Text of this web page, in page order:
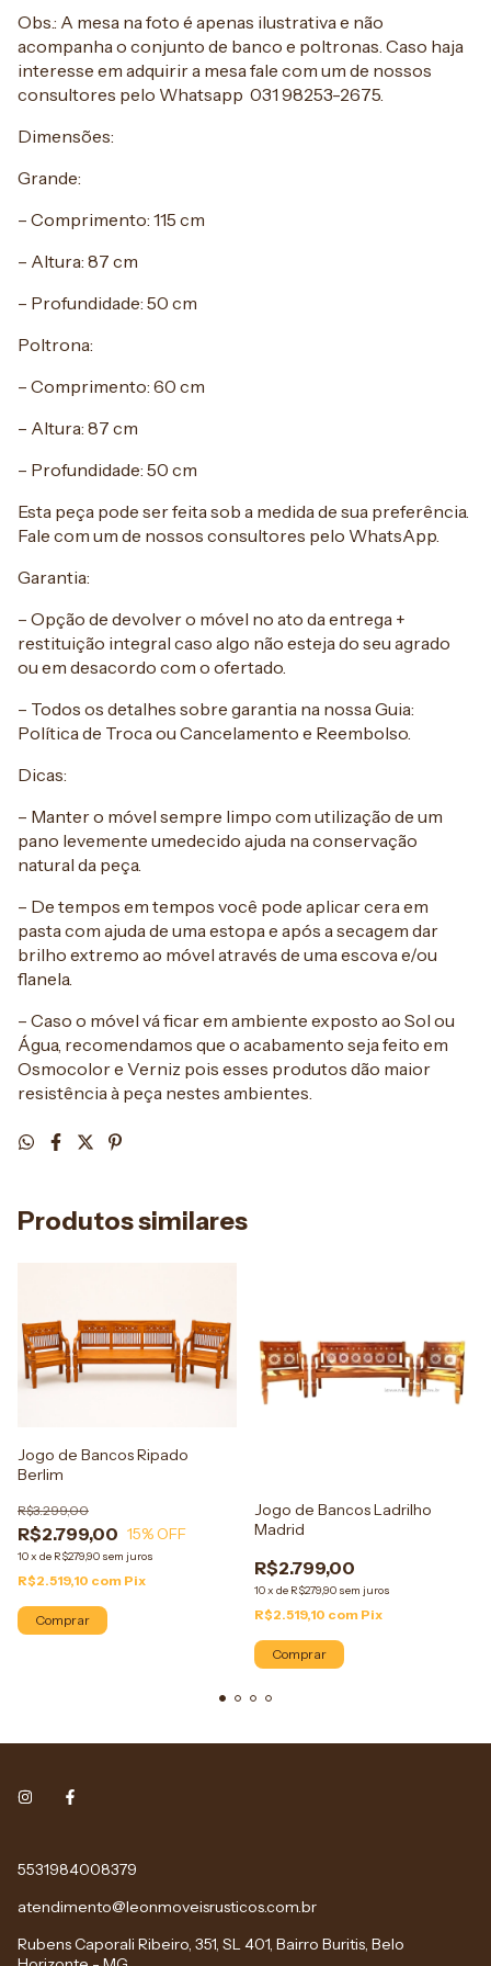
Obs.: A mesa na foto é apenas ilustrativa e não
acompanha o conjunto de banco e poltronas. Caso haja
interesse em adquirir a mesa fale com um de nossos
consultores pelo Whatsapp 031 98253-2675.
Dimensões:
Grande:
– Comprimento: 115 cm
– Altura: 87 cm
– Profundidade: 50 cm
Poltrona:
– Comprimento: 60 cm
– Altura: 87 cm
– Profundidade: 50 cm
Esta peça pode ser feita sob a medida de sua preferência.
Fale com um de nossos consultores pelo WhatsApp.
Garantia:
– Opção de devolver o móvel no ato da entrega +
restituição integral caso algo não esteja do seu agrado
ou em desacordo com o ofertado.
– Todos os detalhes sobre garantia na nossa Guia:
Política de Troca ou Cancelamento e Reembolso.
Dicas:
– Manter o móvel sempre limpo com utilização de um
pano levemente umedecido ajuda na conservação
natural da peça.
– De tempos em tempos você pode aplicar cera em
pasta com ajuda de uma estopa e após a secagem dar
brilho extremo ao móvel através de uma escova e/ou
flanela.
– Caso o móvel vá ficar em ambiente exposto ao Sol ou
Água, recomendamos que o acabamento seja feito em
Osmocolor e Verniz pois esses produtos dão maior
resistência à peça nestes ambientes.
Produtos similares
Jogo de Bancos Ripado
Berlim
R$2.799,00
R$3.299,00
15% OFF
10x de R$279,90 sem juros
R$2.519,10 com Pix
Comprar
Jogo de Bancos Ladrilho
Madrid
R$2.799,00
10x de R$279,90 sem juros
R$2.519,10 com Pix
Comprar
5531984008379
atendimento@leonmoveisrusticos.com.br
Rubens Caporali Ribeiro, 351, SL 401, Bairro Buritis, Belo